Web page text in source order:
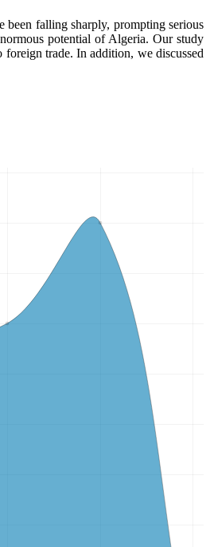
been falling sharply, prompting serious
potential of Algeria. Our study
trade. In addition, we discussed